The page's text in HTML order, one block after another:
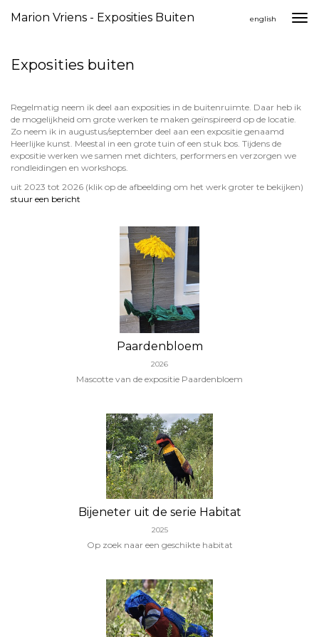
Marion Vriens - Exposities Buiten english
Exposities buiten
Regelmatig neem ik deel aan exposities in de buitenruimte. Daar heb ik
de mogelijkheid om grote werken te maken geïnspireerd op de locatie.
Zo neem ik in augustus/september deel aan een expositie genaamd
Heerlijke kunst. Meestal in een grote tuin of een stuk bos. Tijdens de
expositie werken we samen met dichters, performers en verzorgen we
rondleidingen en workshops.
uit 2023 tot 2026 (klik op de afbeelding om het werk groter te bekijken)
stuur een bericht
Paardenbloem
2026
Mascotte van de expositie Paardenbloem
Bijeneter uit de serie Habitat
2025
Op zoek naar een geschikte habitat